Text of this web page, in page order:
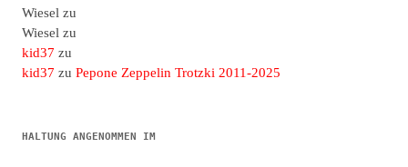
Wiesel zu
Wiesel zu
kid37 zu
kid37 zu Pepone Zeppelin Trotzki 2011-2025
HALTUNG ANGENOMMEN IM